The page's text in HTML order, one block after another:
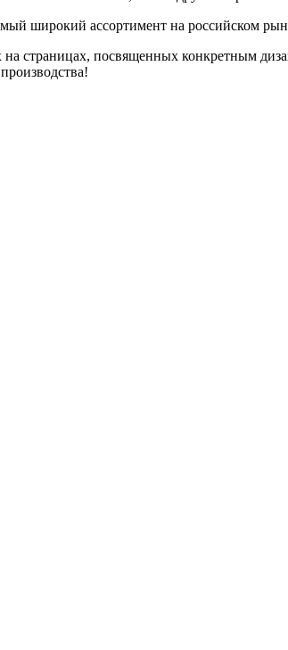
широкий ассортимент на российском
страницах, посвященных конкретным